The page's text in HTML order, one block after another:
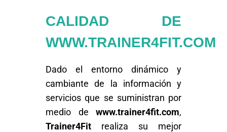
CALIDAD DE
WWW.TRAINER4FIT.COM
Dado el entorno dinámico y
cambiante de la información y
servicios que se suministran por
medio de www.trainer4fit.com,
Trainer4Fit realiza su mejor